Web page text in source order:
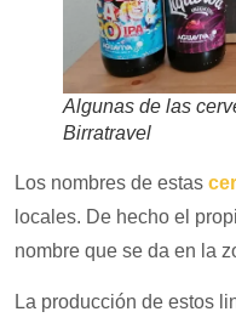
Algunas de las
Birratravel
Los nombres de estas
locales. De hecho el
nombre que se da en la
La producción de estos